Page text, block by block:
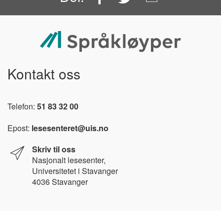
Kontakt oss
Telefon: 51 83 32 00
Epost: lesesenteret@uis.no
Skriv til oss
Nasjonalt lesesenter,
Universitetet i Stavanger
4036 Stavanger